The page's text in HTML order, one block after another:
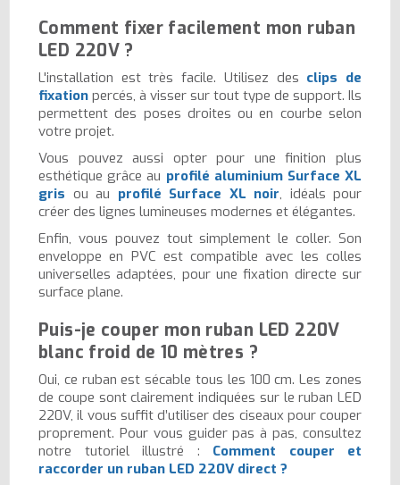
Comment fixer facilement mon ruban
LED 220V ?
L'installation est très facile. Utilisez des clips de
fixation percés, à visser sur tout type de support. Ils
permettent des poses droites ou en courbe selon
votre projet.
Vous pouvez aussi opter pour une finition plus
esthétique grâce au profilé aluminium Surface XL
gris ou au profilé Surface XL noir, idéals pour
créer des lignes lumineuses modernes et élégantes.
Enfin, vous pouvez tout simplement le coller. Son
enveloppe en PVC est compatible avec les colles
universelles adaptées, pour une fixation directe sur
surface plane.
Puis-je couper mon ruban LED 220V
blanc froid de 10 mètres ?
Oui, ce ruban est sécable tous les 100 cm. Les zones
de coupe sont clairement indiquées sur le ruban LED
220V, il vous suffit d’utiliser des ciseaux pour couper
proprement. Pour vous guider pas à pas, consultez
notre tutoriel illustré : Comment couper et
raccorder un ruban LED 220V direct ?